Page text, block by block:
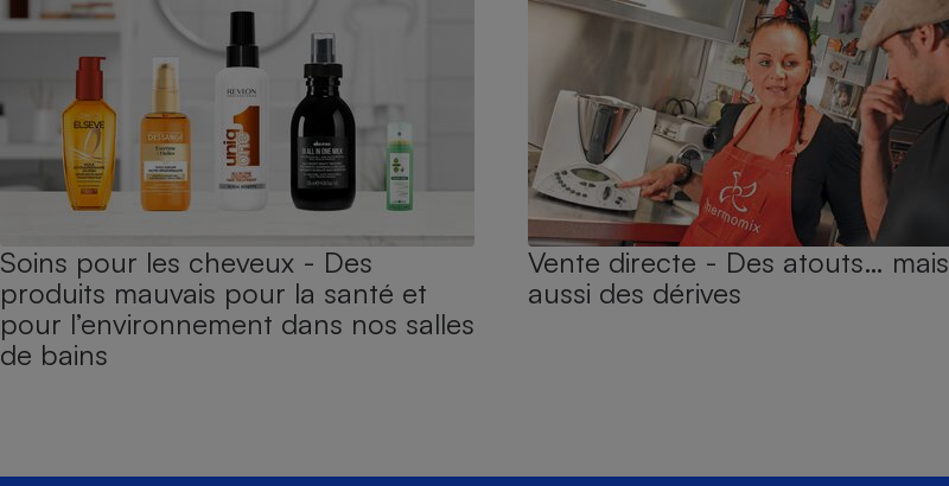
Soins pour les cheveux - Des
produits mauvais pour la santé et
pour l’environnement dans nos salles
de bains
Vente directe - Des atouts… mais
aussi des dérives